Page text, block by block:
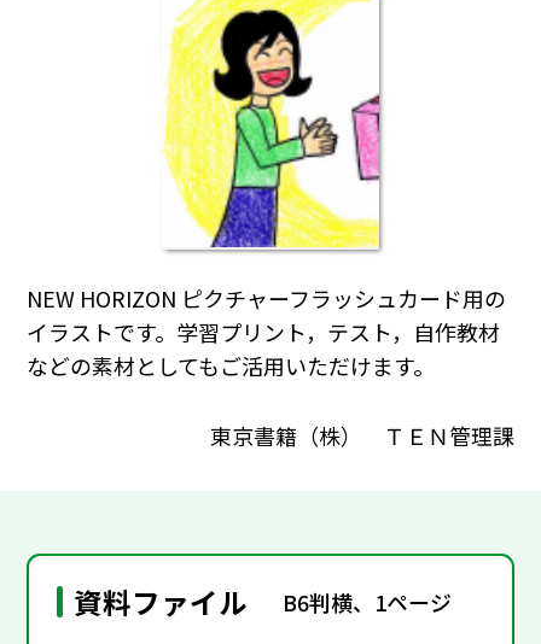
NEW HORIZON ピクチャーフラッシュカード用の
イラストです。学習プリント，テスト，自作教材
などの素材としてもご活用いただけます。
東京書籍（株） ＴＥＮ管理課
資料ファイル B6判横、1ページ